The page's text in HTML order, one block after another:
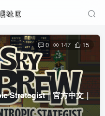
Strategist｜官方中文｜
0 147 15